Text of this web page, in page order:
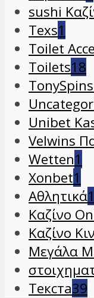
sushi
Texs1
Toilet
Toilets18
Unibet
Velwins
Wetten1
Xonbet1
Αθλητικά1
Καζίνο
Καζίνο
Μεγάλα
Текста39